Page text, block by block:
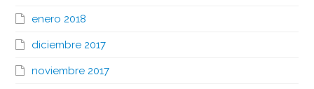
enero 2018
diciembre 2017
noviembre 2017